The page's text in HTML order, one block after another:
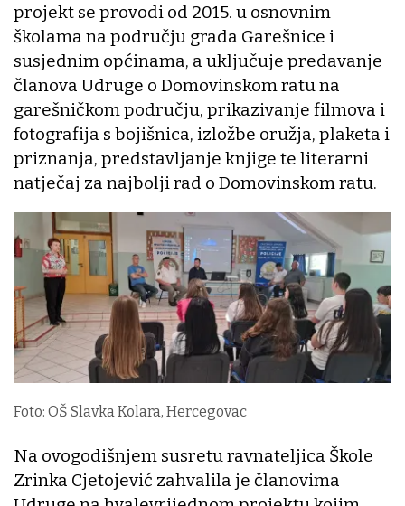
projekt se provodi od 2015. u osnovnim
školama na području grada Garešnice i
susjednim općinama, a uključuje predavanje
članova Udruge o Domovinskom ratu na
garešničkom području, prikazivanje filmova i
fotografija s bojišnica, izložbe oružja, plaketa i
priznanja, predstavljanje knjige te literarni
natječaj za najbolji rad o Domovinskom ratu.
Foto: OŠ Slavka Kolara, Hercegovac
Na ovogodišnjem susretu ravnateljica Škole
Zrinka Cjetojević zahvalila je članovima